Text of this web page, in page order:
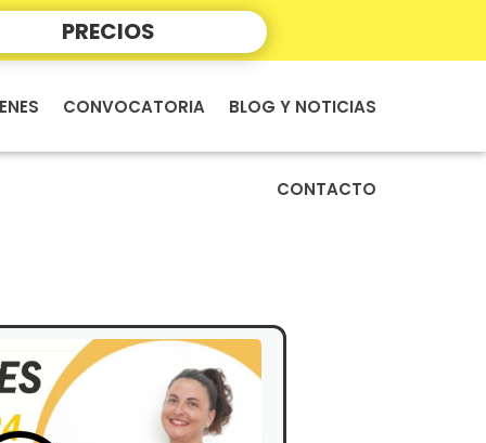
PRECIOS
CONVOCATORIA BLOG Y NOTICIAS
CONTACTO